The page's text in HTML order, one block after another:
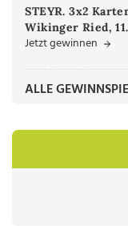
STEYR. 3x2
Wikinger Ried,
Jetzt gewinnen
ALLE